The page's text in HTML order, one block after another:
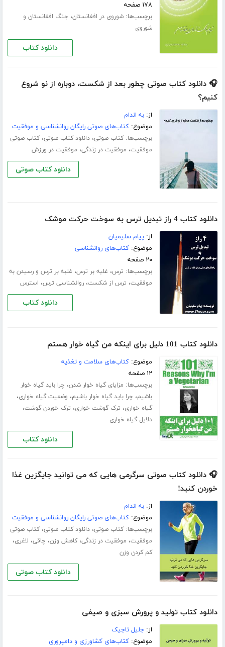
۱۷۸ صفحه
برچسب‌ها:شوروی در افغانستان، جنگ افغانستان و
شوروی
دانلود کتاب
🎧 دانلود کتاب صوتی چطور بعد از شکست، دوباره از نو شروع
کنیم؟
از:به اندام
موضوع:کتاب‌های صوتی رایگان روانشناسی و موفقیت
برچسب‌ها:کتاب صوتی،دانلود کتاب صوتی،کتاب صوتی
موفقیت، موفقیت در زندگی، موفقیت در ورزش
دانلود کتاب صوتی
دانلود کتاب 4 راز تبدیل ترس به سوخت حرکت موشک
از:پیام سلیمیان
موضوع:کتاب‌های روانشناسی
۲۰ صفحه
برچسب‌ها: ترس، غلبه بر ترس، غلبه بر ترس و رسیدن به
موفقیت، ترس از شکست،روانشناسی ترس، استرس
دانلود کتاب
دانلود کتاب 101 دلیل برای اینکه من گیاه خوار هستم
موضوع:کتاب‌های سلامت و تغذیه
۱۲ صفحه
برچسب‌ها: مزایای گیاه خوار شدن، چرا باید گیاه خوار
باشیم، چرا باید گیاه خوار باشیم، وضعیت گیاه خواری،
گیاه خواری، ترک گوشت خواری، ترک خوردن گوشت،
دلایل گیاه خواری
دانلود کتاب
🎧 دانلود کتاب صوتی سرگرمی هایی که می توانید جایگزین غذا
خوردن کنید!
از:به اندام
موضوع:کتاب‌های صوتی رایگان روانشناسی و موفقیت
برچسب‌ها:کتاب صوتی،دانلود کتاب صوتی،کتاب صوتی
موفقیت، موفقیت در زندگی،کاهش وزن، چاقی، لاغری،
کم کردن وزن
دانلود کتاب صوتی
دانلود کتاب تولید و پرورش سبزی و صیفی
از:جلیل تاجیک
موضوع:کتاب‌های کشاورزی و دامپروری